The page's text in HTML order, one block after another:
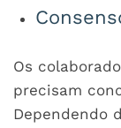
Os
precisam
Dependendo